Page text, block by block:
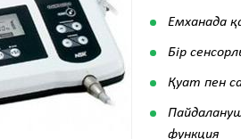
Емханада
Бір
Қуат пен
функция